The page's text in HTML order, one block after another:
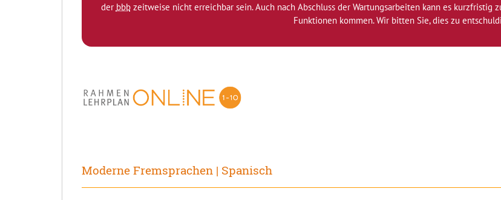
der bbbzeitweise nicht erreichbar sein. Auch nach Abschluss der Wartungsarbeiten kann es kurzfristig
Funktionen kommen. Wir bitten Sie, dies zu
Moderne Fremsprachen | Spanisch